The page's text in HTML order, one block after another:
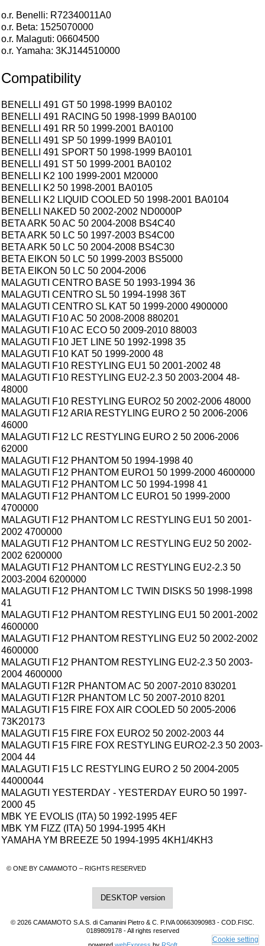
o.r. Benelli: R72340011A0
o.r. Beta: 1525070000
o.r. Malaguti: 06604500
o.r. Yamaha: 3KJ144510000
Compatibility
BENELLI 491 GT 50 1998-1999 BA0102
BENELLI 491 RACING 50 1998-1999 BA0100
BENELLI 491 RR 50 1999-2001 BA0100
BENELLI 491 SP 50 1999-1999 BA0101
BENELLI 491 SPORT 50 1998-1999 BA0101
BENELLI 491 ST 50 1999-2001 BA0102
BENELLI K2 100 1999-2001 M20000
BENELLI K2 50 1998-2001 BA0105
BENELLI K2 LIQUID COOLED 50 1998-2001 BA0104
BENELLI NAKED 50 2002-2002 ND0000P
BETA ARK 50 AC 50 2004-2008 BS4C40
BETA ARK 50 LC 50 1997-2003 BS4C00
BETA ARK 50 LC 50 2004-2008 BS4C30
BETA EIKON 50 LC 50 1999-2003 BS5000
BETA EIKON 50 LC 50 2004-2006
MALAGUTI CENTRO BASE 50 1993-1994 36
MALAGUTI CENTRO SL 50 1994-1998 36T
MALAGUTI CENTRO SL KAT 50 1999-2000 4900000
MALAGUTI F10 AC 50 2008-2008 880201
MALAGUTI F10 AC ECO 50 2009-2010 88003
MALAGUTI F10 JET LINE 50 1992-1998 35
MALAGUTI F10 KAT 50 1999-2000 48
MALAGUTI F10 RESTYLING EU1 50 2001-2002 48
MALAGUTI F10 RESTYLING EU2-2.3 50 2003-2004 48-
48000
MALAGUTI F10 RESTYLING EURO2 50 2002-2006 48000
MALAGUTI F12 ARIA RESTYLING EURO 2 50 2006-2006
46000
MALAGUTI F12 LC RESTYLING EURO 2 50 2006-2006
62000
MALAGUTI F12 PHANTOM 50 1994-1998 40
MALAGUTI F12 PHANTOM EURO1 50 1999-2000 4600000
MALAGUTI F12 PHANTOM LC 50 1994-1998 41
MALAGUTI F12 PHANTOM LC EURO1 50 1999-2000
4700000
MALAGUTI F12 PHANTOM LC RESTYLING EU1 50 2001-
2002 4700000
MALAGUTI F12 PHANTOM LC RESTYLING EU2 50 2002-
2002 6200000
MALAGUTI F12 PHANTOM LC RESTYLING EU2-2.3 50
2003-2004 6200000
MALAGUTI F12 PHANTOM LC TWIN DISKS 50 1998-1998
41
MALAGUTI F12 PHANTOM RESTYLING EU1 50 2001-2002
4600000
MALAGUTI F12 PHANTOM RESTYLING EU2 50 2002-2002
4600000
MALAGUTI F12 PHANTOM RESTYLING EU2-2.3 50 2003-
2004 4600000
MALAGUTI F12R PHANTOM AC 50 2007-2010 830201
MALAGUTI F12R PHANTOM LC 50 2007-2010 8201
MALAGUTI F15 FIRE FOX AIR COOLED 50 2005-2006
73K20173
MALAGUTI F15 FIRE FOX EURO2 50 2002-2003 44
MALAGUTI F15 FIRE FOX RESTYLING EURO2-2.3 50 2003-
2004 44
MALAGUTI F15 LC RESTYLING EURO 2 50 2004-2005
44000044
MALAGUTI YESTERDAY - YESTERDAY EURO 50 1997-
2000 45
MBK YE EVOLIS (ITA) 50 1992-1995 4EF
MBK YM FIZZ (ITA) 50 1994-1995 4KH
YAMAHA YM BREEZE 50 1994-1995 4KH1/4KH3
© ONE BY CAMAMOTO – RIGHTS RESERVED
Cookie setting
DESKTOP version
© 2026 CAMAMOTO S.A.S. di Camanini Pietro & C. P.IVA 00663090983 - COD.FISC.
0189809178 - All rights reserved